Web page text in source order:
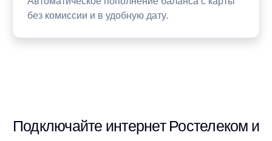
без комиссии и в удобную дату.
Подключайте интернет Ростелеком и